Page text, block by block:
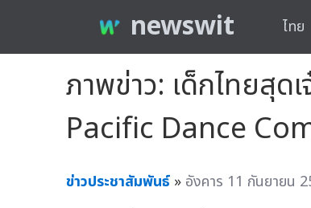
newswit ไทย
ภาพข่าว: เด็กไทยสุด
Pacific Dance
ข่าวประชาสัมพันธ์ » อังคาร 11 กันยายน